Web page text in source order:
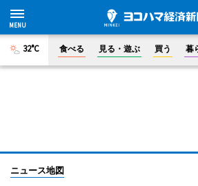
32°C 食べる 見る・遊ぶ 買う 暮
ニュース地図